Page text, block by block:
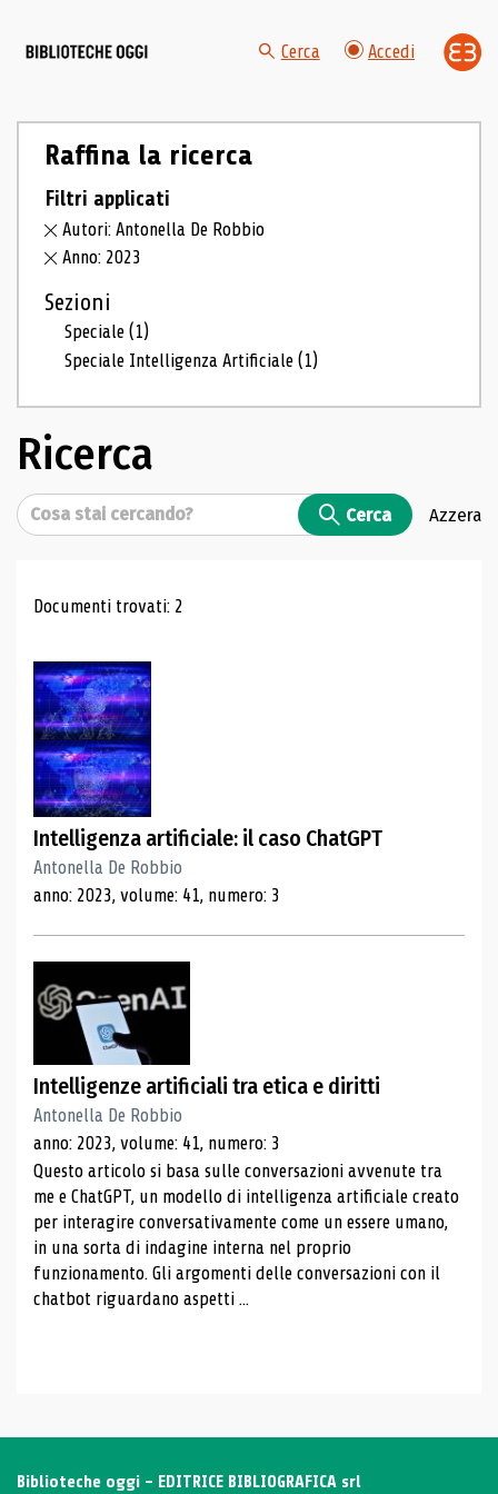
Cerca Accedi
Raffina la ricerca
Filtri applicati
Autori: Antonella De Robbio
Anno: 2023
Sezioni
Speciale(1)
Speciale Intelligenza Artificiale(1)
Ricerca
Cerca Cerca Azzera
Risultati di ricerca
Documenti trovati: 2
Intelligenza artificiale: il caso ChatGPT
Antonella De Robbio
anno: 2023, volume: 41, numero: 3
Intelligenze artificiali tra etica e diritti
Antonella De Robbio
anno: 2023, volume: 41, numero: 3
Questo articolo si basa sulle conversazioni avvenute tra
me e ChatGPT, un modello di intelligenza artificiale creato
per interagire conversativamente come un essere umano,
in una sorta di indagine interna nel proprio
funzionamento. Gli argomenti delle conversazioni con il
chatbot riguardano aspetti ...
Biblioteche oggi - EDITRICE BIBLIOGRAFICA srl